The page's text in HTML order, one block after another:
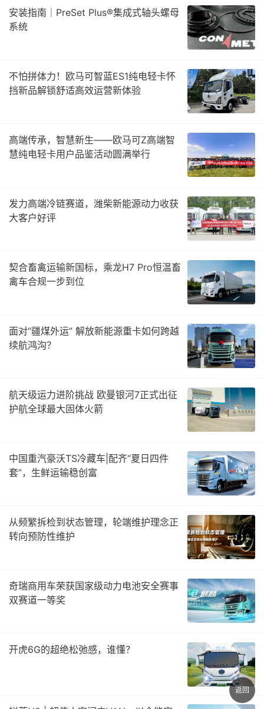
安装指南｜PreSet Plus®集成式轴头螺母
系统
不怕拼体力！欧马可智蓝ES1纯电轻卡怀
挡新品解锁舒适高效运营新体验
高端传承，智慧新生——欧马可Z高端智
慧纯电轻卡用户品鉴活动圆满举行
发力高端冷链赛道，潍柴新能源动力收获
大客户好评
契合畜禽运输新国标，乘龙H7 Pro恒温畜
禽车合规一步到位
面对“疆煤外运” 解放新能源重卡如何跨越
续航鸿沟？
航天级运力进阶挑战 欧曼银河7正式出征
护航全球最大固体火箭
中国重汽豪沃TS冷藏车|配齐“夏日四件
套”，生鲜运输稳创富
从频繁拆检到状态管理，轮端维护理念正
转向预防性维护
奇瑞商用车荣获国家级动力电池安全赛事
双赛道一等奖
开虎6G的超绝松弛感，谁懂？
返回